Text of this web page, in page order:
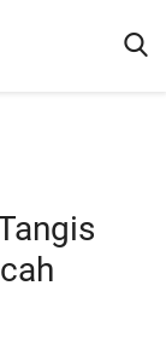
Cuaca
Cuaca